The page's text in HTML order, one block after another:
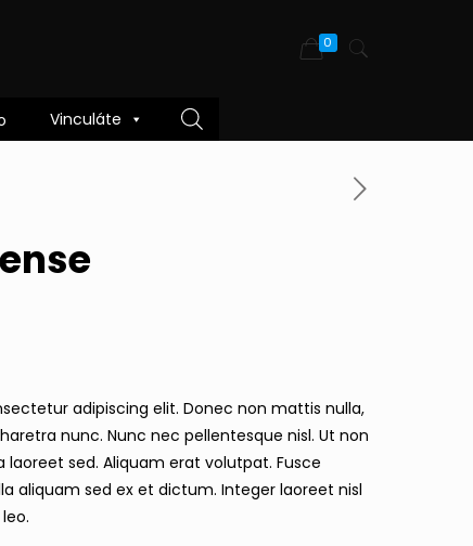
Vinculáte
0
adipiscing elit. Donec non mattis nulla,
nunc. Nunc nec pellentesque nisl. Ut non
sed. Aliquam erat volutpat. Fusce
aliquam sed ex et dictum. Integer laoreet nisl